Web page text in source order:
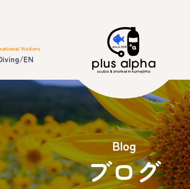
Visitors
EN
Blog
ブログ